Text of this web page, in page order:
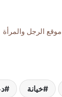
موقع الرجل والمرأة
خيانة